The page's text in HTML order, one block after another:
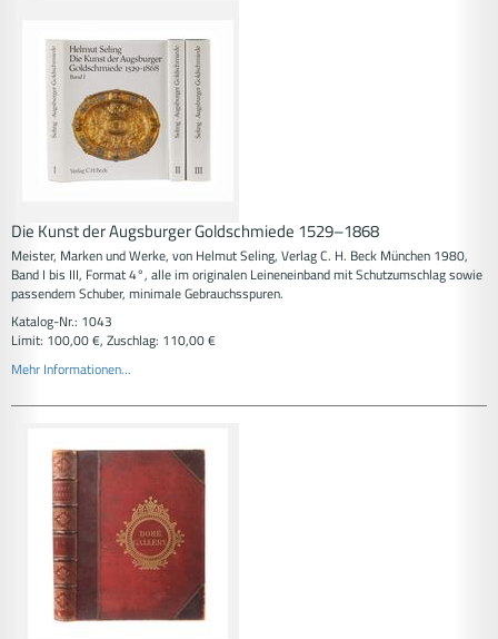
Die Kunst der Augsburger Goldschmiede 1529–1868
Meister, Marken und Werke, von Helmut Seling, Verlag C. H. Beck München 1980,
Band I bis III, Format 4°, alle im originalen Leineneinband mit Schutzumschlag sowie
passendem Schuber, minimale Gebrauchsspuren.
Katalog-Nr.: 1043
Limit: 100,00 €, Zuschlag: 110,00 €
Mehr Informationen...